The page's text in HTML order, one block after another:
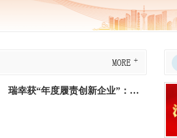
MORE
瑞幸获“年度履责创新企业”：不止于公益，更在于全链